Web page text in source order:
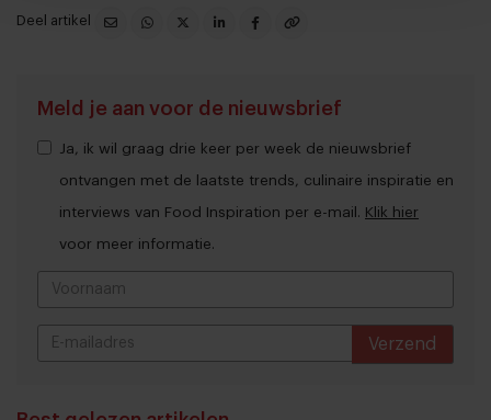
Deel artikel
Meld je aan voor de nieuwsbrief
Ja, ik wil graag drie keer per week de nieuwsbrief
ontvangen met de laatste trends, culinaire inspiratie en
interviews van Food Inspiration per e-mail. Klik hier
voor meer informatie.
Verzend